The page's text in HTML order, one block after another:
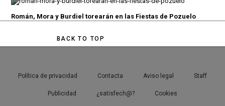
Román, Mora y Burdiel torearán en las Fiestas de Pozuelo
BACK TO TOP
Política de privacidad Contacta Aviso legal Staff
Publicidad ¿satisfech@? Cookies